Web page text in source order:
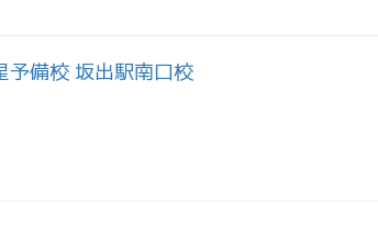
予備校 坂出駅南口校